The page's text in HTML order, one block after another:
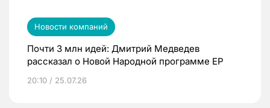
Новости компаний
Почти 3 млн идей: Дмитрий Медведев
рассказал о Новой Народной программе ЕР
20:10 / 25.07.26